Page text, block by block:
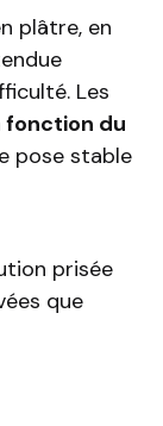
plâtre, en
Les
fonction du
pose stable
prisée
que